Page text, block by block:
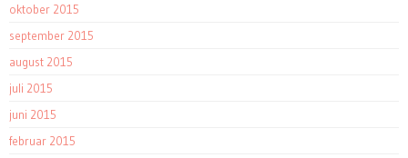
oktober 2015
september 2015
august 2015
juli 2015
juni 2015
februar 2015